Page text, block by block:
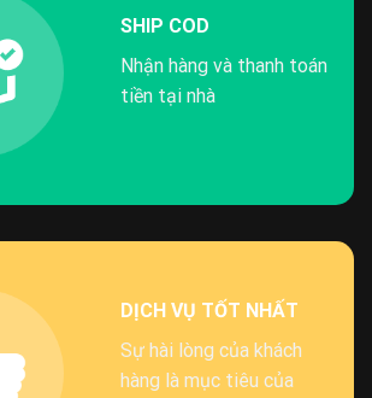
SHIP COD
Nhận hàng và thanh toán
tiền tại nhà
DỊCH VỤ TỐT NHẤT
Sự hài lòng của khách
hàng là mục tiêu của